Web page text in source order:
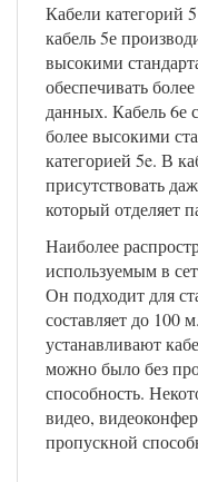
Кабели категорий
кабель 5е
высокими
обеспечивать
данных. Кабель 6е
более высокими
категорией 5e. В
присутствовать
который отделяет
Наиболее
используемым в
Он подходит для
составляет до 100
устанавливают
можно было без
способность.
видео,
пропускной